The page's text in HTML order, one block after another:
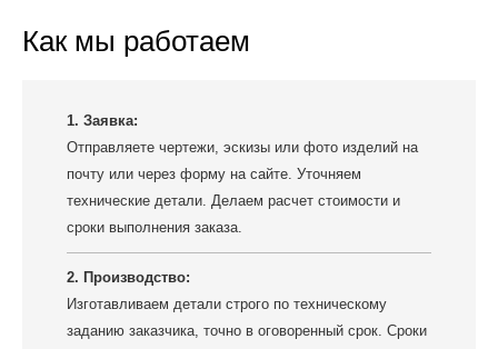
Как мы работаем
1. Заявка:
Отправляете чертежи, эскизы или фото изделий на
почту или через форму на сайте. Уточняем
технические детали. Делаем расчет стоимости и
сроки выполнения заказа.
2. Производство:
Изготавливаем детали строго по техническому
заданию заказчика, точно в оговоренный срок. Сроки